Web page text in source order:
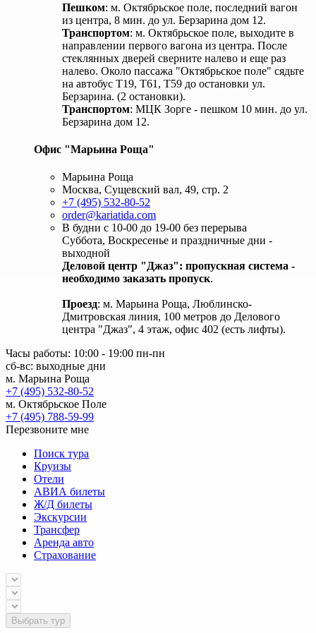
Пешком: м. Октябрьское поле, последний вагон
из центра, 8 мин. до ул. Берзарина дом 12.
Транспортом: м. Октябрьское поле, выходите в
направлении первого вагона из центра. После
стеклянных дверей сверните налево и еще раз
налево. Около пассажа "Октябрьское поле" сядьте
на автобус Т19, Т61, Т59 до остановки ул.
Берзарина. (2 остановки).
Транспортом: МЦК Зорге - пешком 10 мин. до ул.
Берзарина дом 12.
Офис "Марьина Роща"
Марьина Роща
Москва, Сущевский вал, 49, стр. 2
+7 (495) 532-80-52
order@kariatida.com
В будни с 10-00 до 19-00 без перерыва
Суббота, Воскресенье и праздничные дни -
выходной
Деловой центр "Джаз": пропускная система -
необходимо заказать пропуск.
Проезд: м. Марьина Роща, Люблинско-
Дмитровская линия, 100 метров до Делового
центра "Джаз", 4 этаж, офис 402 (есть лифты).
Часы работы: 10:00 - 19:00 пн-пн
сб-вс: выходные дни
м. Марьина Роща
+7 (495) 532-80-52
м. Октябрьское Поле
+7 (495) 788-59-99
Перезвоните мне
Поиск тура
Круизы
Отели
АВИА билеты
Ж/Д билеты
Экскурсии
Трансфер
Аренда авто
Страхование
Выбрать тур